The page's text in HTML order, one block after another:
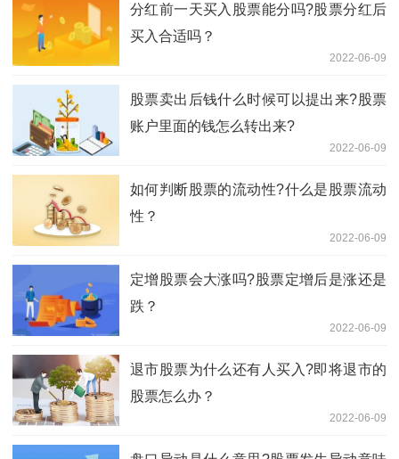
分红前一天买入股票能分吗?股票分红后
买入合适吗？
2022-06-09
股票卖出后钱什么时候可以提出来?股票
账户里面的钱怎么转出来?
2022-06-09
如何判断股票的流动性?什么是股票流动
性？
2022-06-09
定增股票会大涨吗?股票定增后是涨还是
跌？
2022-06-09
退市股票为什么还有人买入?即将退市的
股票怎么办？
2022-06-09